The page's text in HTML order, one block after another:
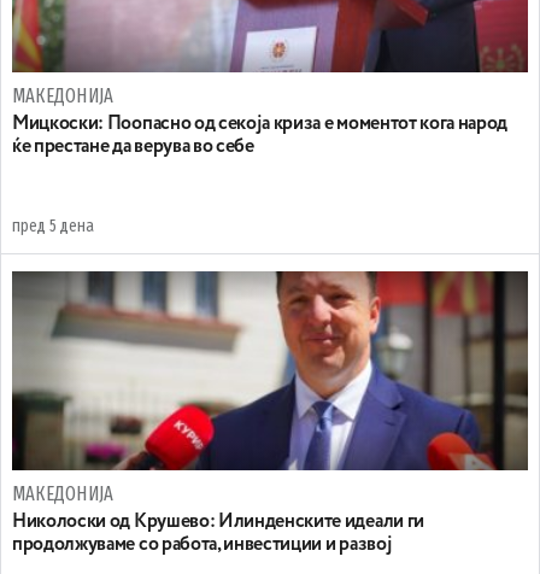
МАКЕДОНИЈА
Мицкоски: Поопасно од секоја криза е моментот кога народ
ќе престане да верува во себе
пред 5 дена
МАКЕДОНИЈА
Николоски од Крушево: Илинденските идеали ги
продолжуваме со работа, инвестиции и развој